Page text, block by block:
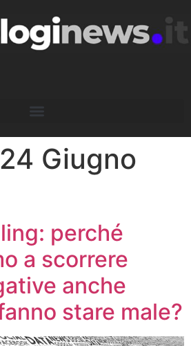
24 Giugno
perché
a scorrere
anche
stare male?